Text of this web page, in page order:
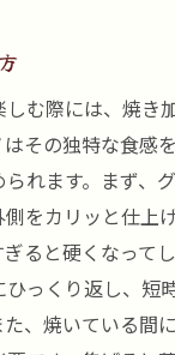
む際には、焼き
その独特な食感
れます。まず、
をカリッと仕上
ると硬くなって
っくり返し、短
、焼いている間